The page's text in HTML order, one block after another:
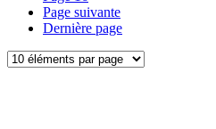
Page suivante
Dernière page